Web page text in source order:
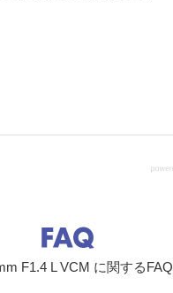
F1.4 L VCM に関するFAQ